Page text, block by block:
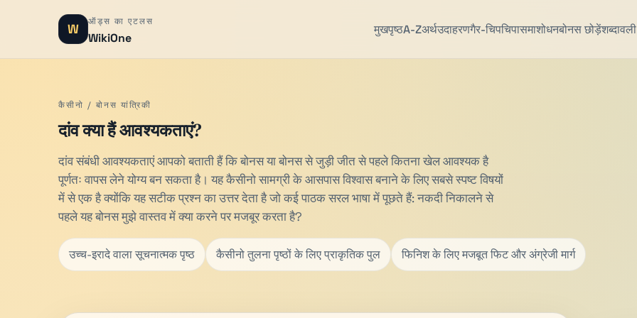
W ऑड्स का एटलस
WikiOne
मुखपृष्ठA-Zअर्थउदाहरणगैर-चिपचिपासमाशोधनबोनस छोड़ेंशब्दावली
कैसीनो / ​​बोनस यांत्रिकी
दांव क्या हैं आवश्यकताएं?
दांव संबंधी आवश्यकताएं आपको बताती हैं कि बोनस या बोनस से जुड़ी जीत से पहले कितना खेल आवश्यक है
पूर्णतः वापस लेने योग्य बन सकता है। यह कैसीनो सामग्री के आसपास विश्वास बनाने के लिए सबसे स्पष्ट विषयों
में से एक है क्योंकि यह सटीक प्रश्न का उत्तर देता है जो कई पाठक सरल भाषा में पूछते हैं: नकदी निकालने से
पहले यह बोनस मुझे वास्तव में क्या करने पर मजबूर करता है?
उच्च-इरादे वाला सूचनात्मक पृष्ठ कैसीनो तुलना पृष्ठों के लिए प्राकृतिक पुल फिनिश के लिए मजबूत फिट और अंग्रेजी मार्ग